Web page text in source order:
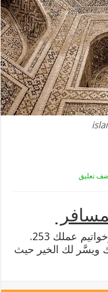
تعليق
212- أستودع الله دينك وأمانتك ،وخواتيم عملك 253.
ويسَّر لك الخير حيث